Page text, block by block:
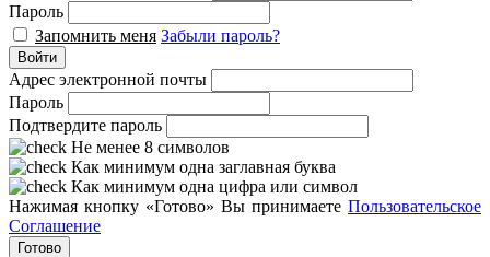
Пароль
Запомнить меня Забыли пароль?
Войти
Адрес электронной почты
Пароль
Подтвердите пароль
Не менее 8 символов
Как минимум одна заглавная буква
Как минимум одна цифра или символ
Нажимая кнопку «Готово» Вы принимаете Пользовательское
Соглашение
Готово